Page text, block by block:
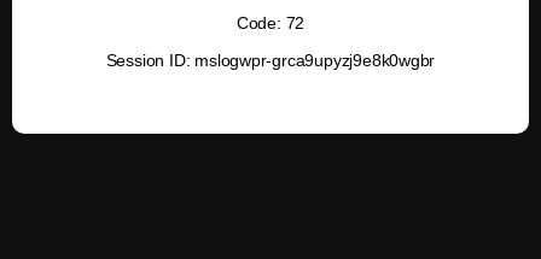
Code: 72
Session ID: mslogwpr-grca9upyzj9e8k0wgbr